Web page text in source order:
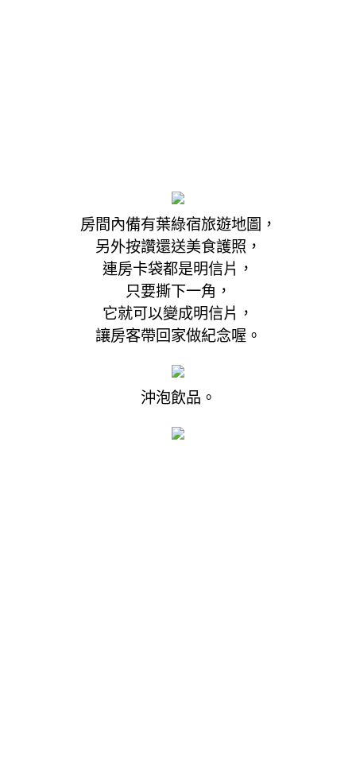
房間內備有葉綠宿旅遊地圖，
另外按讚還送美食護照，
連房卡袋都是明信片，
只要撕下一角，
它就可以變成明信片，
讓房客帶回家做紀念喔。
沖泡飲品。